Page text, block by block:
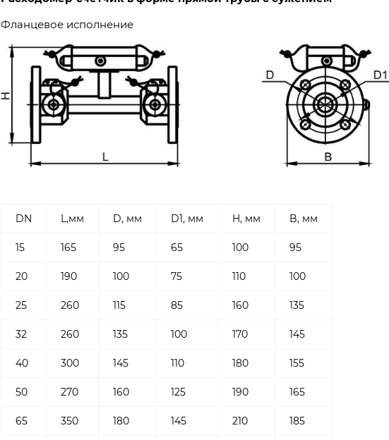
Фланцевое исполнение
DN L,мм D, мм D1, мм H, мм B, мм
15 165 95 65 100 95
20 190 100 75 110 100
25 260 115 85 160 135
32 260 135 100 170 145
40 300 145 110 180 155
50 270 160 125 190 165
65 350 180 145 210 185